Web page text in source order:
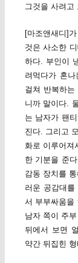
그것을 사려고
[마조앤새디]
것은 사소한
하다. 부인이
려먹다가 혼
걸쳐 반복하
니까 말이다.
는 남자가 팬
진다. 그리고
화로 이루어져
한 기분을 준
감동 장치를
러운 공감대
서 부부싸움을
남자 쪽이 주
뒤에서 보면
약간 뒤집힌